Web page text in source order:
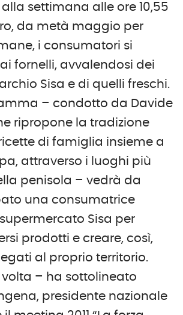
alla settimana alle ore 10,55
da metà maggio per
i consumatori si
fornelli, avvalendosi dei
Sisa e di quelli freschi.
– condotto da Davide
ripropone la tradizione
di famiglia insieme a
attraverso i luoghi più
penisola – vedrà da
una consumatrice
Sisa per
prodotti e creare, così,
al proprio territorio.
volta – ha sottolineato
presidente nazionale